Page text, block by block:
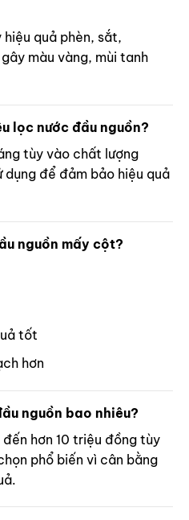
quả phèn, sắt,
màu vàng, mùi tanh
lọc nước đầu nguồn?
tùy vào chất lượng
dụng để đảm bảo hiệu quả
nguồn mấy cột?
tốt
hơn
nguồn bao nhiêu?
hơn 10 triệu đồng tùy
phổ biến vì cân bằng